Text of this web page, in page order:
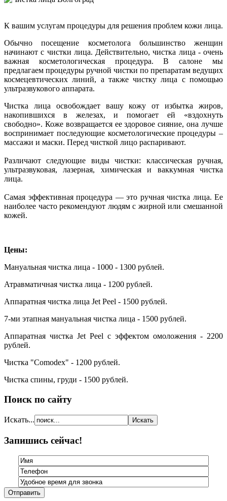
К вашим услугам процедуры для решения проблем кожи лица.
Обычно посещение косметолога большинство женщин
начинают с чистки лица. Действительно, чистка лица - очень
важная косметологическая процедура. В салоне мы
предлагаем процедуры ручной чистки по препаратам ведущих
космецевтических линий, а также чистку лица с помощью
ультразвукового аппарата.
Чистка лица освобождает вашу кожу от избытка жиров,
накопившихся в железах, и помогает ей «вздохнуть
свободно». Коже возвращается ее здоровое сияние, она лучше
воспринимает последующие косметологические процедуры –
массажи и маски. Перед чисткой лицо распаривают.
Различают следующие виды чистки: классическая ручная,
ультразвуковая, лазерная, химическая и ваккумная чистка
лица.
Самая эффективная процедура — это ручная чистка лица. Ее
наиболее часто рекомендуют людям с жирной или смешанной
кожей.
Цены:
Мануальная чистка лица - 1000 - 1300 рублей.
Атравматичная чистка лица - 1200 рублей.
Аппаратная чистка лица Jet Peel - 1500 рублей.
7-ми этапная мануальная чистка лица - 1500 рублей.
Аппаратная чистка Jet Peel с эффектом омоложения - 2200
рублей.
Чистка "Comodex" - 1200 рублей.
Чистка спины, груди - 1500 рублей.
Поиск по сайту
Искать...
Запишись сейчас!
Отправить